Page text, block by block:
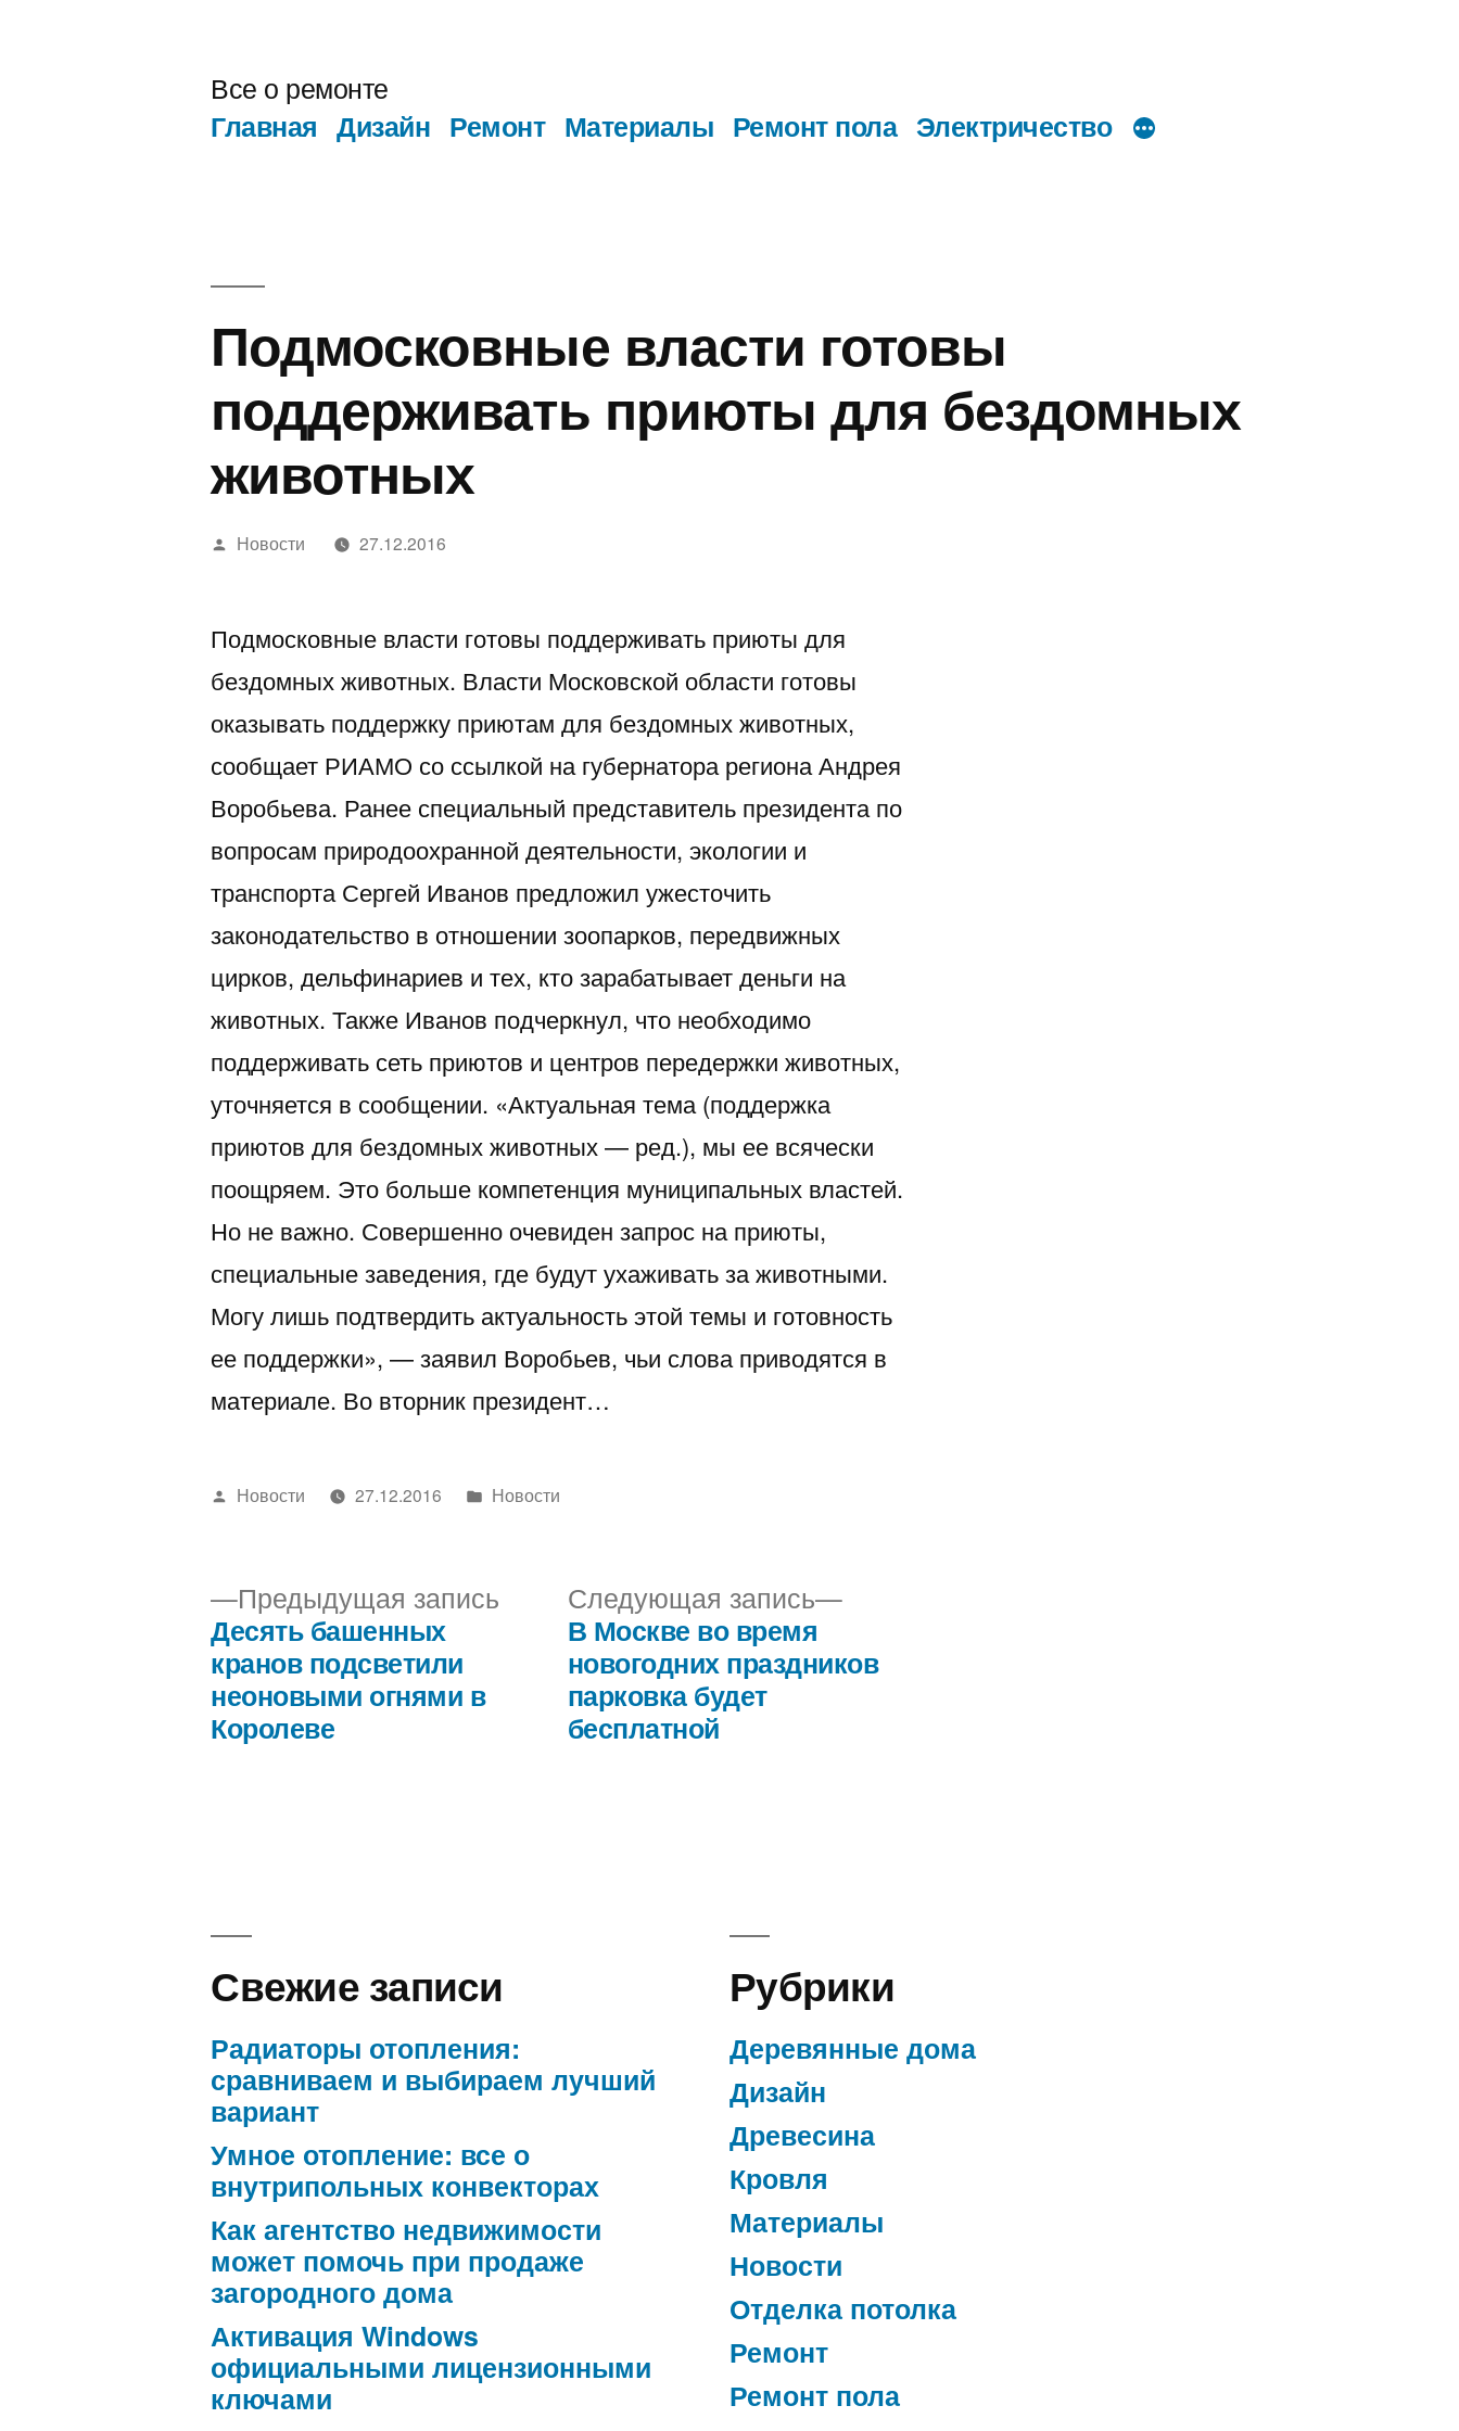
Все о ремонте
Главная Дизайн Ремонт Материалы Ремонт пола Электричество
Подмосковные власти готовы
поддерживать приюты для бездомных
животных
Написано
Новости 27.12.2016
Подмосковные власти готовы поддерживать приюты для
бездомных животных. Власти Московской области готовы
оказывать поддержку приютам для бездомных животных,
сообщает РИАМО со ссылкой на губернатора региона Андрея
Воробьева. Ранее специальный представитель президента по
вопросам природоохранной деятельности, экологии и
транспорта Сергей Иванов предложил ужесточить
законодательство в отношении зоопарков, передвижных
цирков, дельфинариев и тех, кто зарабатывает деньги на
животных. Также Иванов подчеркнул, что необходимо
поддерживать сеть приютов и центров передержки животных,
уточняется в сообщении. «Актуальная тема (поддержка
приютов для бездомных животных — ред.), мы ее всячески
поощряем. Это больше компетенция муниципальных властей.
Но не важно. Совершенно очевиден запрос на приюты,
специальные заведения, где будут ухаживать за животными.
Могу лишь подтвердить актуальность этой темы и готовность
ее поддержки», — заявил Воробьев, чьи слова приводятся в
материале. Во вторник президент…
Написано
Новости 27.12.2016
Написано
Новости
Навигация
Предыдущая запись Предыдущая
запись:
Десять башенных
кранов подсветили
неоновыми огнями в
Королеве
Следующая запись
Следующая
В Москве во время
новогодних праздников
парковка будет
бесплатной
Свежие записи
Радиаторы отопления:
сравниваем и выбираем лучший
вариант
Умное отопление: все о
внутрипольных конвекторах
Как агентство недвижимости
может помочь при продаже
загородного дома
Активация Windows
официальными лицензионными
ключами
Рубрики
Деревянные дома
Дизайн
Древесина
Кровля
Материалы
Новости
Отделка потолка
Ремонт
Ремонт пола